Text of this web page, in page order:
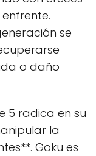
se
o daño
5 radica en su
la
Goku es